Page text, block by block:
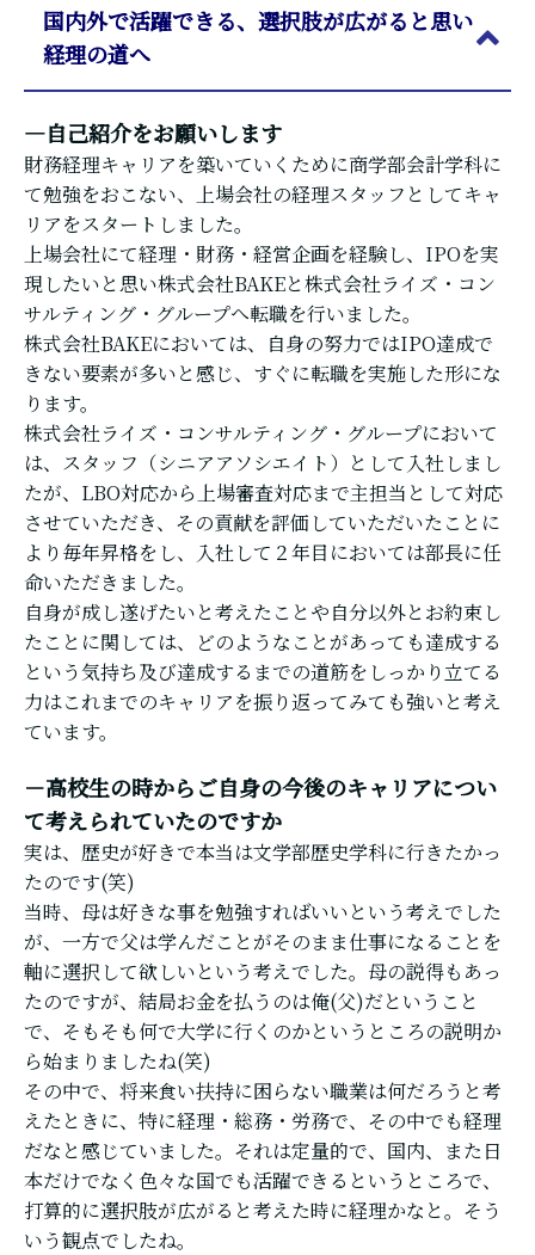
国内外で活躍できる、選択肢が広がると思い
経理の道へ
―自己紹介をお願いします
財務経理キャリアを築いていくために商学部会計学科に
て勉強をおこない、上場会社の経理スタッフとしてキャ
リアをスタートしました。
上場会社にて経理・財務・経営企画を経験し、IPOを実
現したいと思い株式会社BAKEと株式会社ライズ・コン
サルティング・グループへ転職を行いました。
株式会社BAKEにおいては、自身の努力ではIPO達成で
きない要素が多いと感じ、すぐに転職を実施した形にな
ります。
株式会社ライズ・コンサルティング・グループにおいて
は、スタッフ（シニアアソシエイト）として入社しまし
たが、LBO対応から上場審査対応まで主担当として対応
させていただき、その貢献を評価していただいたことに
より毎年昇格をし、入社して２年目においては部長に任
命いただきました。
自身が成し遂げたいと考えたことや自分以外とお約束し
たことに関しては、どのようなことがあっても達成する
という気持ち及び達成するまでの道筋をしっかり立てる
力はこれまでのキャリアを振り返ってみても強いと考え
ています。
－高校生の時からご自身の今後のキャリアについ
て考えられていたのですか
実は、歴史が好きで本当は文学部歴史学科に行きたかっ
たのです(笑)
当時、母は好きな事を勉強すればいいという考えでした
が、一方で父は学んだことがそのまま仕事になることを
軸に選択して欲しいという考えでした。母の説得もあっ
たのですが、結局お金を払うのは俺(父)だということ
で、そもそも何で大学に行くのかというところの説明か
ら始まりましたね(笑)
その中で、将来食い扶持に困らない職業は何だろうと考
えたときに、特に経理・総務・労務で、その中でも経理
だなと感じていました。それは定量的で、国内、また日
本だけでなく色々な国でも活躍できるというところで、
打算的に選択肢が広がると考えた時に経理かなと。そう
いう観点でしたね。